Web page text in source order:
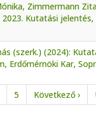
Zimmermann
Kutatási jelentés,
(szerk.) (2024):
Erdőmérnöki Kar,
5 Következő ›